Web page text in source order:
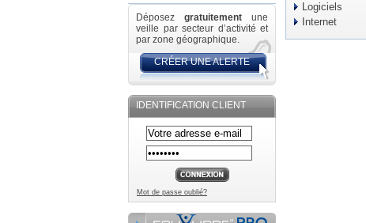
Déposez gratuitement une
veille par secteur d’activité et
par zone géographique.
CRÉER UNE ALERTE
IDENTIFICATION CLIENT
Mot de passe oublié?
Logiciels
Internet